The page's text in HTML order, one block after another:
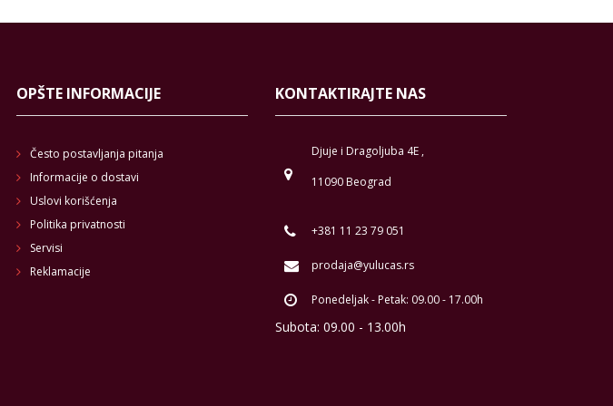
OPŠTE INFORMACIJE
Često postavljanja pitanja
Informacije o dostavi
Uslovi korišćenja
Politika privatnosti
Servisi
Reklamacije
KONTAKTIRAJTE NAS
Djuje i Dragoljuba 4E ,
11090 Beograd
+381 11 23 79 051
prodaja@yulucas.rs
Ponedeljak - Petak: 09.00 - 17.00h
Subota: 09.00 - 13.00h